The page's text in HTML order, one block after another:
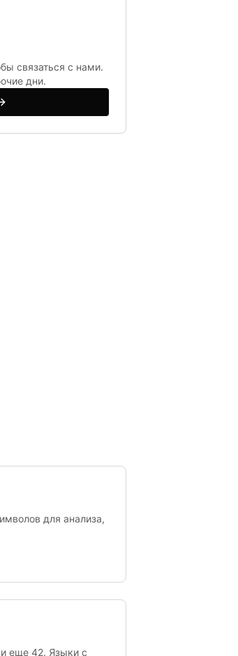
связаться с нами.
дни.
для анализа,
еще 42. Языки с